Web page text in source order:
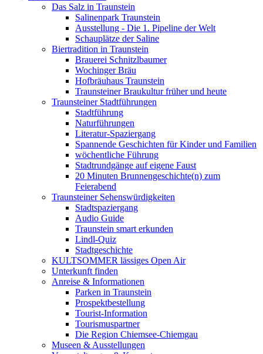
Das Salz in Traunstein
Salinenpark Traunstein
Ausstellung - Die 1. Pipeline der Welt
Schauplätze der Saline
Biertradition in Traunstein
Brauerei Schnitzlbaumer
Wochinger Bräu
Hofbräuhaus Traunstein
Traunsteiner Braukultur früher und heute
Traunsteiner Stadtführungen
Stadtführung
Naturführungen
Literatur-Spaziergang
Spannende Geschichten für Kinder und Familien
wöchentliche Führung
Stadtrundgänge auf eigene Faust
20 Minuten Brunnengeschichte(n) zum
Feierabend
Traunsteiner Sehenswürdigkeiten
Stadtspaziergang
Audio Guide
Traunstein smart erkunden
Lindl-Quiz
Stadtgeschichte
KULTSOMMER lässiges Open Air
Unterkunft finden
Anreise & Informationen
Parken in Traunstein
Prospektbestellung
Tourist-Information
Tourismuspartner
Die Region Chiemsee-Chiemgau
Museen & Ausstellungen